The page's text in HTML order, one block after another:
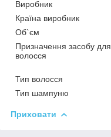
Виробник
Країна виробник
Об`єм
Призначення засобу для
волосся
Тип волосся
Тип шампуню
Приховати